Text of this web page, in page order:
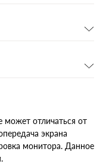
отличаться от
экрана
монитора. Данное